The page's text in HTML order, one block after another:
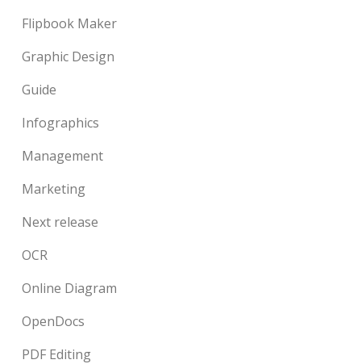
Flipbook Maker
Graphic Design
Guide
Infographics
Management
Marketing
Next release
OCR
Online Diagram
OpenDocs
PDF Editing